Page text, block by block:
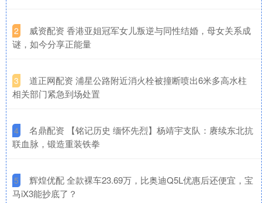
2
​威资配资 香港亚姐冠军女儿叛逆与同性结婚，母女关系成
谜，如今分享正能量
3
​道正网配资 浦星公路附近消火栓被撞断喷出6米多高水柱
相关部门紧急到场处置
4
​名鼎配资 【铭记历史 缅怀先烈】杨靖宇支队：赓续东北抗
联血脉，锻造重装铁拳
5
​辉煌优配 全款裸车23.69万，比奥迪Q5L优惠后还便宜，宝
马iX3能抄底了？